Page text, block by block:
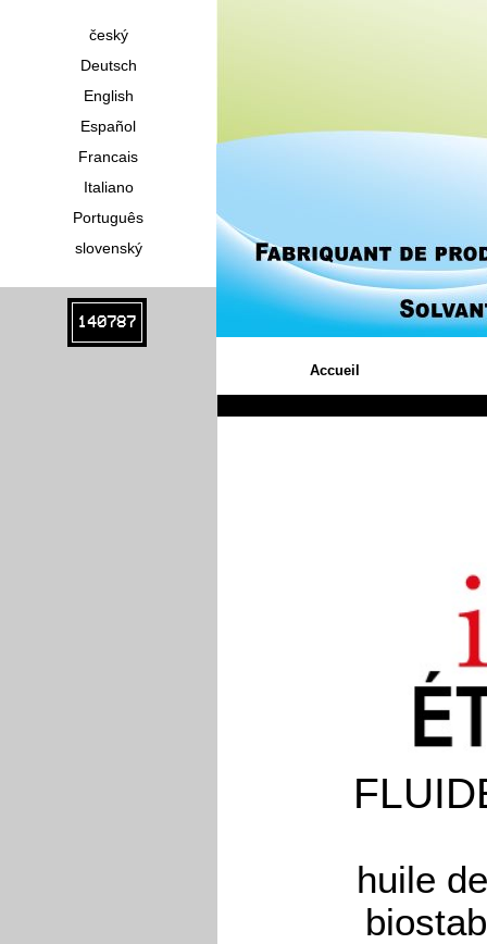
český
Deutsch
English
Español
Francais
Italiano
Português
slovenský
140787
Accueil
huile